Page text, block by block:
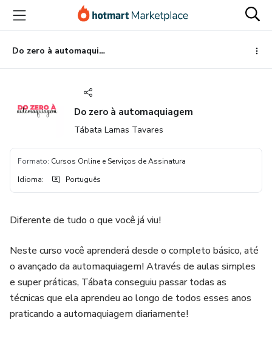
para
conteúdo
principal
para
pagamento
para
rodapé
Do zero à automaquiagem
Do zero à automaquiagem
Tábata Lamas Tavares
Formato: Cursos Online e Serviços de Assinatura
Idioma: Português
Diferente de tudo o que você já viu!
Neste curso você aprenderá desde o completo básico, até
o avançado da automaquiagem! Através de aulas simples
e super práticas, Tábata conseguiu passar todas as
técnicas que ela aprendeu ao longo de todos esses anos
praticando a automaquiagem diariamente!